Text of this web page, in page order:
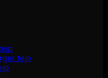
tejp